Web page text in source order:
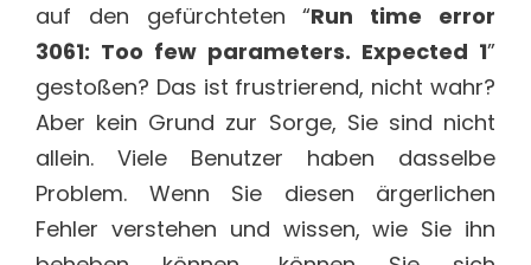
auf den gefürchteten “Run time error
3061: Too few parameters. Expected 1”
gestoßen? Das ist frustrierend, nicht wahr?
Aber kein Grund zur Sorge, Sie sind nicht
allein. Viele Benutzer haben dasselbe
Problem. Wenn Sie diesen ärgerlichen
Fehler verstehen und wissen, wie Sie ihn